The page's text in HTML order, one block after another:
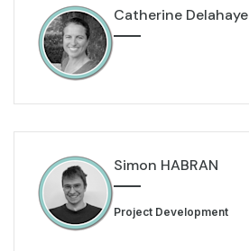
Catherine Delahaye
Simon HABRAN
Project Development